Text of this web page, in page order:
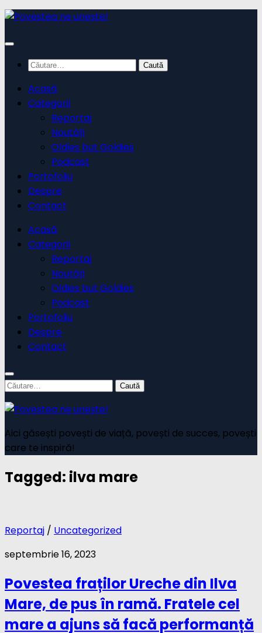
Skip
content
Caută
Acasă
Categorii
Reportaj
Noutăți
Oldies but Goldies
Podcast
Portofoliu
Despre
Contact
Acasă
Categorii
Reportaj
Noutăți
Oldies but Goldies
Podcast
Portofoliu
Despre
Contact
Caută
după:
Aici găsești povești de viață, povești de succes, povești
care te inspiră!
Tagged: ilva mare
Reportaj / Uncategorized
septembrie 16, 2023
Povestea fraților Ureche din Ilva
Mare, de pus în ramă. Fratele cel
mare a ajuns să facă performanță